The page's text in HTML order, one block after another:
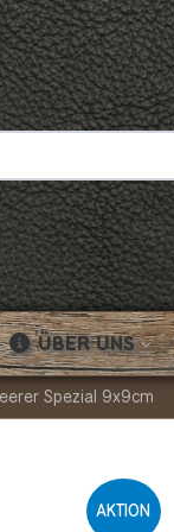
ÜBER UNS
Spezial 9x9cm
AKTION